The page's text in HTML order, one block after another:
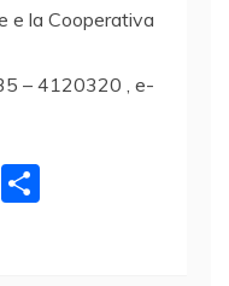
e la Cooperativa
– 4120320 , e-
E